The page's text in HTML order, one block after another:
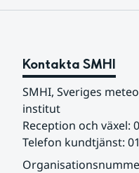
Kontakta SMHI
SMHI, Sveriges
institut
Reception och växel:
Telefon kundtjänst: